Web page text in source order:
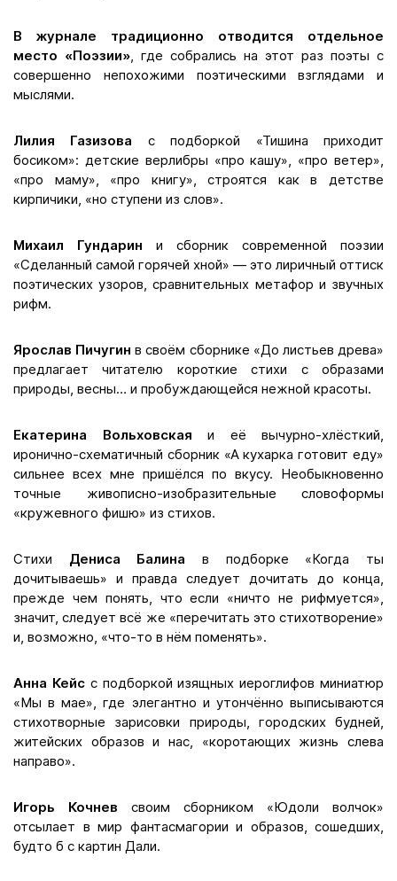
В журнале традиционно отводится отдельное
место «Поэзии», где собрались на этот раз поэты с
совершенно непохожими поэтическими взглядами и
мыслями.
Лилия Газизова с подборкой «Тишина приходит
босиком»: детские верлибры «про кашу», «про ветер»,
«про маму», «про книгу», строятся как в детстве
кирпичики, «но ступени из слов».
Михаил Гундарин и сборник современной поэзии
«Сделанный самой горячей хной» — это лиричный оттиск
поэтических узоров, сравнительных метафор и звучных
рифм.
Ярослав Пичугин в своём сборнике «До листьев древа»
предлагает читателю короткие стихи с образами
природы, весны… и пробуждающейся нежной красоты.
Екатерина Вольховская и её вычурно-хлёсткий,
иронично-схематичный сборник «А кухарка готовит еду»
сильнее всех мне пришёлся по вкусу. Необыкновенно
точные живописно-изобразительные словоформы
«кружевного фишю» из стихов.
Стихи Дениса Балина в подборке «Когда ты
дочитываешь» и правда следует дочитать до конца,
прежде чем понять, что если «ничто не рифмуется»,
значит, следует всё же «перечитать это стихотворение»
и, возможно, «что-то в нём поменять».
Анна Кейсс подборкой изящных иероглифов миниатюр
«Мы в мае», где элегантно и утончённо выписываются
стихотворные зарисовки природы, городских будней,
житейских образов и нас, «коротающих жизнь слева
направо».
Игорь Кочнев своим сборником «Юдоли волчок»
отсылает в мир фантасмагории и образов, сошедших,
будто б с картин Дали.